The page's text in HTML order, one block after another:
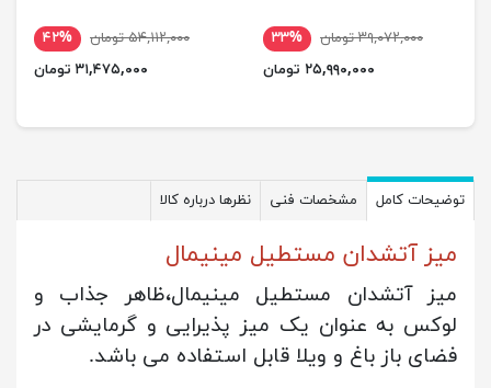
۳۹,۰۷۲,۰۰۰ تومان
۳۳%
۲۵,۹۹۰,۰۰۰ تومان
۵۴,۱۱۲,۰۰۰ تومان
۴۲%
۳۱,۴۷۵,۰۰۰ تومان
توضیحات کامل مشخصات فنی نظرها درباره کالا
میز آتشدان مستطیل مینیمال
میز آتشدان مستطیل مینیمال،ظاهر جذاب و
لوکس به عنوان یک میز پذیرایی و گرمایشی در
فضای باز باغ و ویلا قابل استفاده می باشد.